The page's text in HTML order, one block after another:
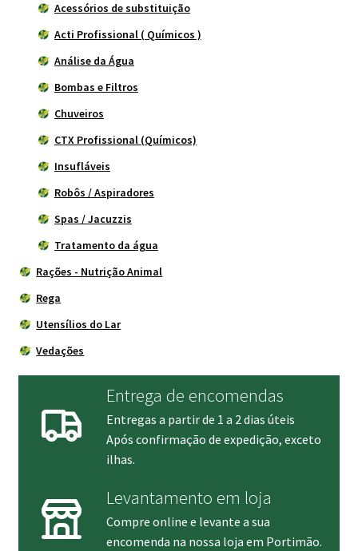
Acessórios de substituição
Acti Profissional ( Químicos )
Análise da Água
Bombas e Filtros
Chuveiros
CTX Profissional (Químicos)
Insufláveis
Robôs / Aspiradores
Spas / Jacuzzis
Tratamento da água
Rações - Nutrição Animal
Rega
Utensílios do Lar
Vedações
Entrega de encomendas
Entregas a partir de 1 a 2 dias úteis
Após confirmação de expedição, exceto
ilhas.
Levantamento em loja
Compre online e levante a sua
encomenda na nossa loja em Portimão.